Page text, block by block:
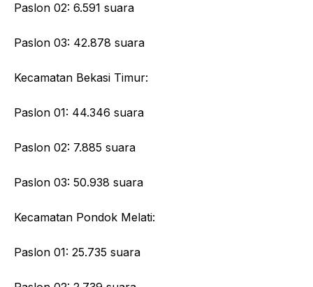
Paslon 02: 6.591 suara
Paslon 03: 42.878 suara
Kecamatan Bekasi Timur:
Paslon 01: 44.346 suara
Paslon 02: 7.885 suara
Paslon 03: 50.938 suara
Kecamatan Pondok Melati:
Paslon 01: 25.735 suara